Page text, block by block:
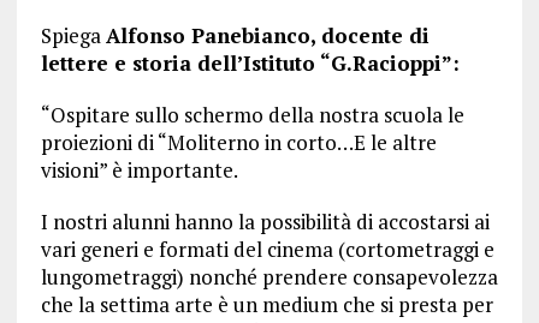
SpiegaAlfonso Panebianco, docente di
lettere e storia dell’Istituto “G.Racioppi”:
“Ospitare sullo schermo della nostra scuola le
proiezioni di “Moliterno in corto…E le altre
visioni” è importante.
I nostri alunni hanno la possibilità di accostarsi ai
vari generi e formati del cinema (cortometraggi e
lungometraggi) nonché prendere consapevolezza
che la settima arte è un medium che si presta per